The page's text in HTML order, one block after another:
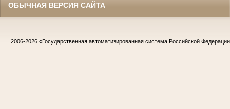
ОБЫЧНАЯ ВЕРСИЯ САЙТА
2006-2026 «Государственная автоматизированная система Российской